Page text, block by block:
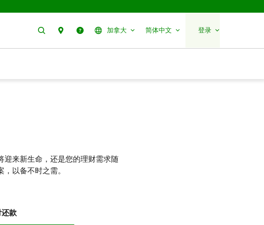
搜索 分行预约帮助 加拿大 简体中文 登录
迎来新生命，还是您的理财需求随
以备不时之需。
还款